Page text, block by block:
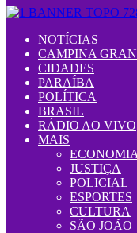
NOTÍCIAS
CAMPINA
CIDADES
PARAÍBA
POLÍTICA
BRASIL
RÁDIO AO VIVO
MAIS
ECONOMIA
JUSTIÇA
POLICIAL
ESPORTES
CULTURA
SÃO JOÃO